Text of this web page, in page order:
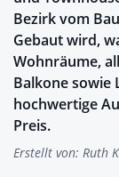
Bezirk vom
Gebaut wird,
Wohnräume,
Balkone sowie
hochwertige
Preis.
Erstellt von: Ruth